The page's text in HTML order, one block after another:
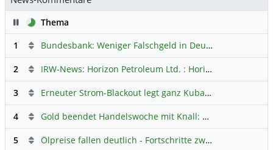
PauseThema
1
Bundesbank: Weniger Falschgeld in Deutschland
2 IRW-News: Horizon Petroleum Ltd. : Horizon Petroleum beginnt mit der Testförderung im Projekt Lachowice in Polen und schließt die Platzierung einer überzeichneten Wandelanleihe ab
3 Erneuter Strom-Blackout legt ganz Kuba lahm
4 Gold beendet Handelswoche mit Knall: Barrick Mining – Ist diese Aktie wieder ein Kauf?
5 Ölpreise fallen deutlich - Fortschritte zwischen USA und Iran belasten